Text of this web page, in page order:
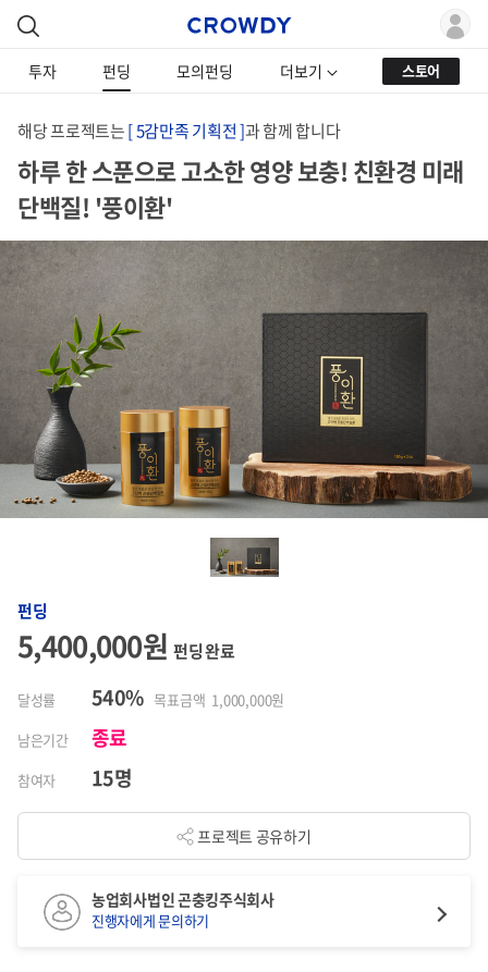
투자 펀딩 모의펀딩 더보기 스토어
해당 프로젝트는[ 5감만족 기획전 ]과 함께 합니다
하루 한 스푼으로 고소한 영양 보충! 친환경 미래
단백질! '풍이환'
펀딩
5,400,000원펀딩 완료
달성률 540% 목표금액 1,000,000원
남은기간
종료
참여자 15명
프로젝트 공유하기
농업회사법인 곤충킹주식회사
진행자에게 문의하기